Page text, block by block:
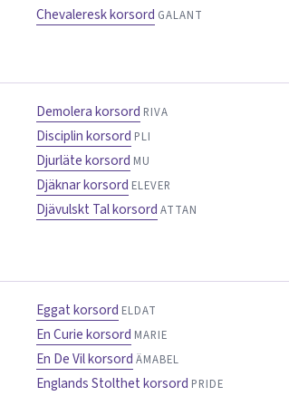
Chevaleresk korsord GALANT
Demolera korsord RIVA
Disciplin korsord PLI
Djurläte korsord MU
Djäknar korsord ELEVER
Djävulskt Tal korsord ATTAN
Eggat korsord ELDAT
En Curie korsord MARIE
En De Vil korsord ÄMABEL
Englands Stolthet korsord PRIDE